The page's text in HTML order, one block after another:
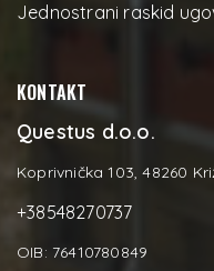
Jednostrani raskid
KONTAKT
Questus d.o.o.
Koprivnička 103, 48260
+38548270737
OIB: 76410780849